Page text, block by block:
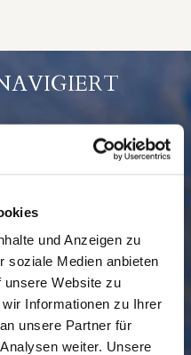
und Anzeigen zu
soziale Medien anbieten
unsere Website zu
Informationen zu Ihrer
unsere Partner für
weiter. Unsere
BESUCHEN